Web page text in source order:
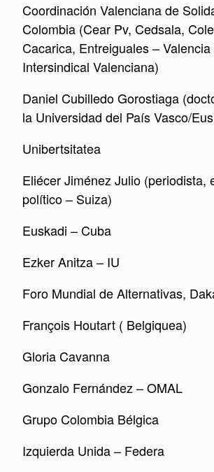
Coordinación Valenciana de
Colombia (Cear Pv, Cedsala,
Cacarica, Entreiguales – Valencia
Intersindical Valenciana)
Daniel Cubilledo Gorostiaga
la Universidad del País Vasco/
Unibertsitatea
Eliécer Jiménez Julio (periodista,
político – Suiza)
Euskadi – Cuba
Ezker Anitza – IU
Foro Mundial de Alternativas,
François Houtart ( Belgiquea)
Gloria Cavanna
Gonzalo Fernández – OMAL
Grupo Colombia Bélgica
Izquierda Unida – Federa